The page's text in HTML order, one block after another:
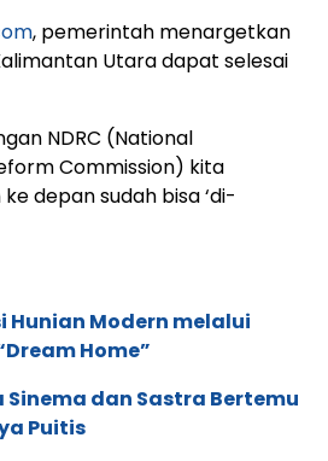
, pemerintah menargetkan
Utara dapat selesai
NDRC (National
Commission) kita
depan sudah bisa ‘di-
Hunian Modern melalui
Home”
Sinema dan Sastra Bertemu
Puitis